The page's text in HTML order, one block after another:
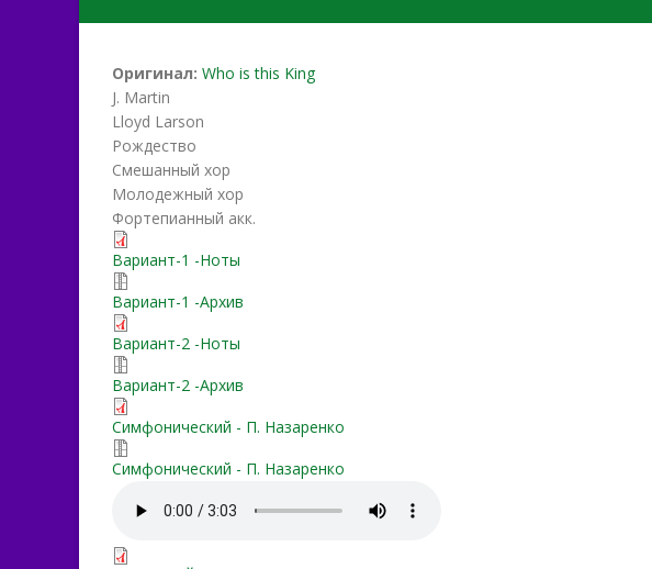
Оригинал: Who is this King
J. Martin
Lloyd Larson
Рождество
Смешанный хор
Молодежный хор
Фортепианный акк.
kto_etot_car'_1.pdf
Вариант-1 -Ноты
kto_etot_car'_1.7z
Вариант-1 -Архив
kto_etot_car'_2.pdf
Вариант-2 -Ноты
kto_etot_car'_2.7z
Вариант-2 -Архив
Kto_etot_Carj_ork.musx.pdf
Симфонический - П. Назаренко
Kto_etot_Carj_ork.7z
Симфонический - П. Назаренко
Kto_etot_Carj_ork.mp3